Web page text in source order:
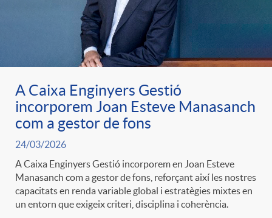
A Caixa Enginyers Gestió
incorporem Joan Esteve Manasanch
com a gestor de fons
24/03/2026
A Caixa Enginyers Gestió incorporem en Joan Esteve
Manasanch com a gestor de fons, reforçant així les nostres
capacitats en renda variable global i estratègies mixtes en
un entorn que exigeix criteri, disciplina i coherència.